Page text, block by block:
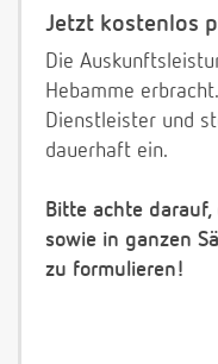
Jetzt kostenlos
Die
Hebamme
Dienstleister und
dauerhaft ein.
Bitte achte
sowie in ganzen
zu formulieren!